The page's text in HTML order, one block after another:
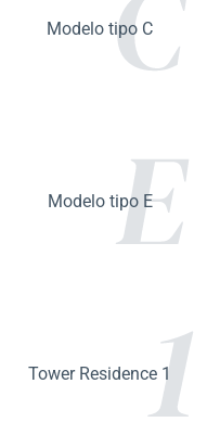
Modelo tipo C
Modelo tipo E
Tower Residence 1